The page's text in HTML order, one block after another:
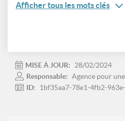
Afficher tous les mots clés
MISE À JOUR:
28/02/2024
Responsable: Agence pour
ID:
1bf35aa7-78e1-4fb2-